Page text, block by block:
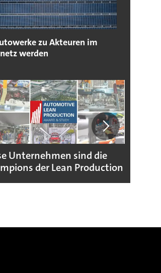
zu Akteuren im
werden
Unternehmen sind die
der Lean Production